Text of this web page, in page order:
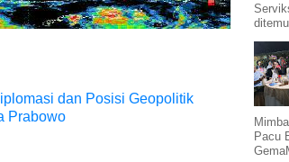
dan Posisi Geopolitik
Prabowo
Pacu